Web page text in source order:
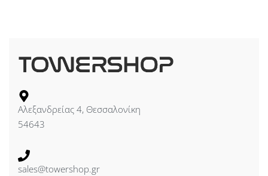
Αλεξανδρείας 4, Θεσσαλονίκη
54643
sales@towershop.gr